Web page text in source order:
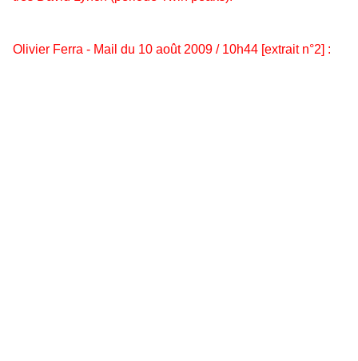
Olivier Ferra - Mail du 10 août 2009 / 10h44 [extrait n°2] :